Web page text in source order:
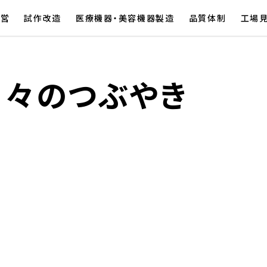
試作改造 医療機器・美容機器製造 品質体制 工場
のつぶやき